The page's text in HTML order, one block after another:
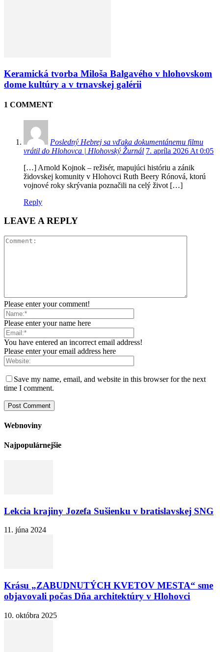
Keramická tvorba Miloša Balgavého v hlohovskom
dome kultúry a v trnavskej galérii
1 COMMENT
Posledný Hebrej sa vďaka dokumentánemu filmu
vrátil do Hlohovca | Hlohovský Žurnál 7. apríla 2026 At 0:05
[…] Arnold Kojnok – režisér, mapujúci históriu a zánik
židovskej komunity v Hlohovci Ruth Beery Rónová, ktorú
vojnové roky skrývania poznačili na celý život […]
Reply
LEAVE A REPLY
Please enter your comment!
Please enter your name here
You have entered an incorrect email address!
Please enter your email address here
Save my name, email, and website in this browser for the next
time I comment.
Webnoviny
Najpopulárnejšie
Lekcia krajiny Jozefa Sušienku v bratislavskej SNG
11. júna 2024
Krásu „ZABUDNUTÝCH KVETOV MESTA“ sme
objavovali počas Dňa architektúry v Hlohovci
10. októbra 2025